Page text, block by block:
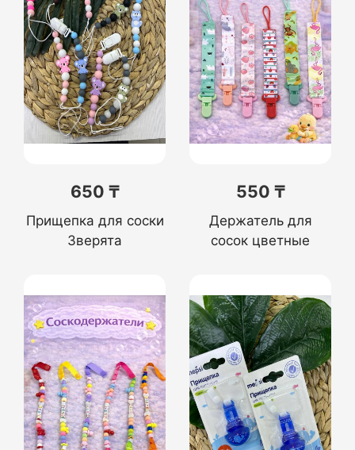
650 ₸
Прищепка для соски
Зверята
550 ₸
Держатель для
сосок цветные